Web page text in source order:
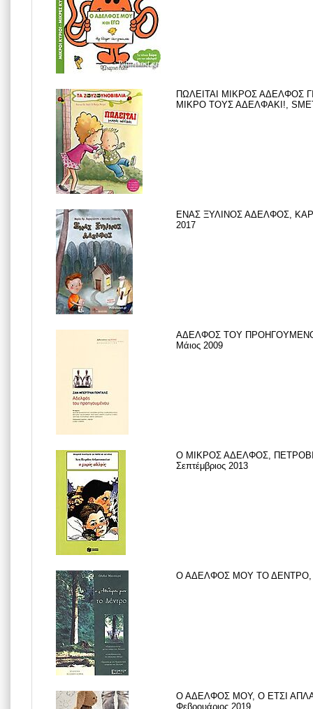
ΠΩΛΕΙΤΑΙ ΜΙΚΡΟΣ ΑΔΕΛΦΟΣ
ΜΙΚΡΟ ΤΟΥΣ ΑΔΕΛΦΑΚΙ!, SMET
ΕΝΑΣ ΞΥΛΙΝΟΣ ΑΔΕΛΦΟΣ,
2017
ΑΔΕΛΦΟΣ ΤΟΥ
Μάιος 2009
Ο ΜΙΚΡΟΣ ΑΔΕΛΦΟΣ,
Σεπτέμβριος 2013
Ο ΑΔΕΛΦΟΣ ΜΟΥ ΤΟ ΔΕΝΤΡΟ,
Ο ΑΔΕΛΦΟΣ ΜΟΥ, Ο ΕΤΣΙ ΑΠΛΑ,
Φεβρουάριος 2019